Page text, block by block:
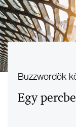
Egy
Buzzwordök